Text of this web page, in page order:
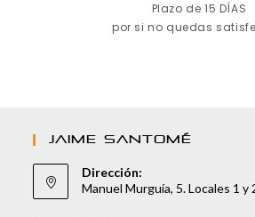
Plazo de 15 DÍAS
por si no quedas
JAIME SANTOMÉ
Dirección:
Manuel Murguía, 5. Locales 1 y